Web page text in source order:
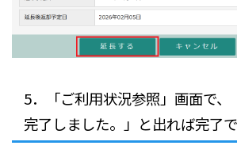
5．「ご利用状況参照」画面で、
完了しました。」と出れば完了で